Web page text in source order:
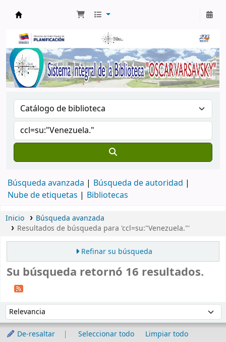
Búsqueda avanzada
Búsqueda de autoridad
Nube de etiquetas
Bibliotecas
Inicio
Búsqueda avanzada
Resultados de búsqueda para 'ccl=su:"Venezuela."'
Refinar su búsqueda
Su búsqueda retornó 16 resultados.
Ordenar por:
De-resaltar Seleccionar todo
Limpiar todo